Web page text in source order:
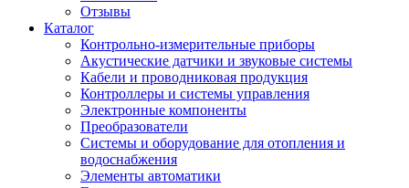
Отзывы
Каталог
Контрольно-измерительные приборы
Акустические датчики и звуковые системы
Кабели и проводниковая продукция
Контроллеры и системы управления
Электронные компоненты
Преобразователи
Системы и оборудование для отопления и
водоснабжения
Элементы автоматики